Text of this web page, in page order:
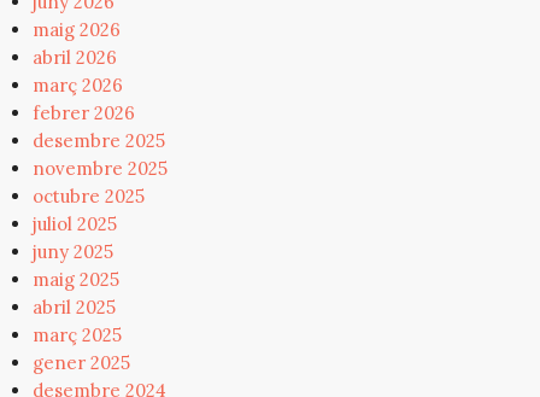
maig 2026
abril 2026
març 2026
febrer 2026
desembre 2025
novembre 2025
octubre 2025
juliol 2025
juny 2025
maig 2025
abril 2025
març 2025
gener 2025
desembre 2024